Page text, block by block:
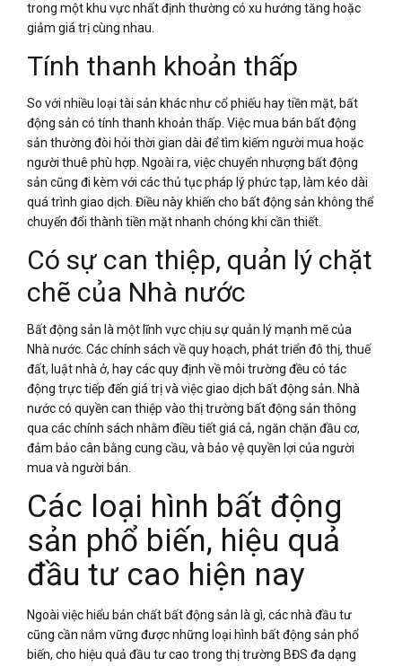
trong một khu vực nhất định thường có xu hướng tăng hoặc
giảm giá trị cùng nhau.
Tính thanh khoản thấp
So với nhiều loại tài sản khác như cổ phiếu hay tiền mặt, bất
động sản có tính thanh khoản thấp. Việc mua bán bất động
sản thường đòi hỏi thời gian dài để tìm kiếm người mua hoặc
người thuê phù hợp. Ngoài ra, việc chuyển nhượng bất động
sản cũng đi kèm với các thủ tục pháp lý phức tạp, làm kéo dài
quá trình giao dịch. Điều này khiến cho bất động sản không thể
chuyển đổi thành tiền mặt nhanh chóng khi cần thiết.
Có sự can thiệp, quản lý chặt
chẽ của Nhà nước
Bất động sản là một lĩnh vực chịu sự quản lý mạnh mẽ của
Nhà nước. Các chính sách về quy hoạch, phát triển đô thị, thuế
đất, luật nhà ở, hay các quy định về môi trường đều có tác
động trực tiếp đến giá trị và việc giao dịch bất động sản. Nhà
nước có quyền can thiệp vào thị trường bất động sản thông
qua các chính sách nhằm điều tiết giá cả, ngăn chặn đầu cơ,
đảm bảo cân bằng cung cầu, và bảo vệ quyền lợi của người
mua và người bán.
Các loại hình bất động
sản phổ biến, hiệu quả
đầu tư cao hiện nay
Ngoài việc hiểu bản chất bất động sản là gì, các nhà đầu tư
cũng cần nắm vững được những loại hình bất động sản phổ
biến, cho hiệu quả đầu tư cao trong thị trường BĐS đa dạng